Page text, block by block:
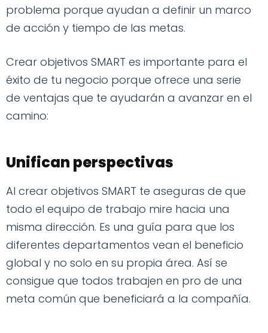
problema porque ayudan a definir un marco
de acción y tiempo de las metas.
Crear objetivos SMART es importante para el
éxito de tu negocio porque ofrece una serie
de ventajas que te ayudarán a avanzar en el
camino:
Unifican perspectivas
Al crear objetivos SMART te aseguras de que
todo el equipo de trabajo mire hacia una
misma dirección. Es una guía para que los
diferentes departamentos vean el beneficio
global y no solo en su propia área. Así se
consigue que todos trabajen en pro de una
meta común que beneficiará a la compañía.